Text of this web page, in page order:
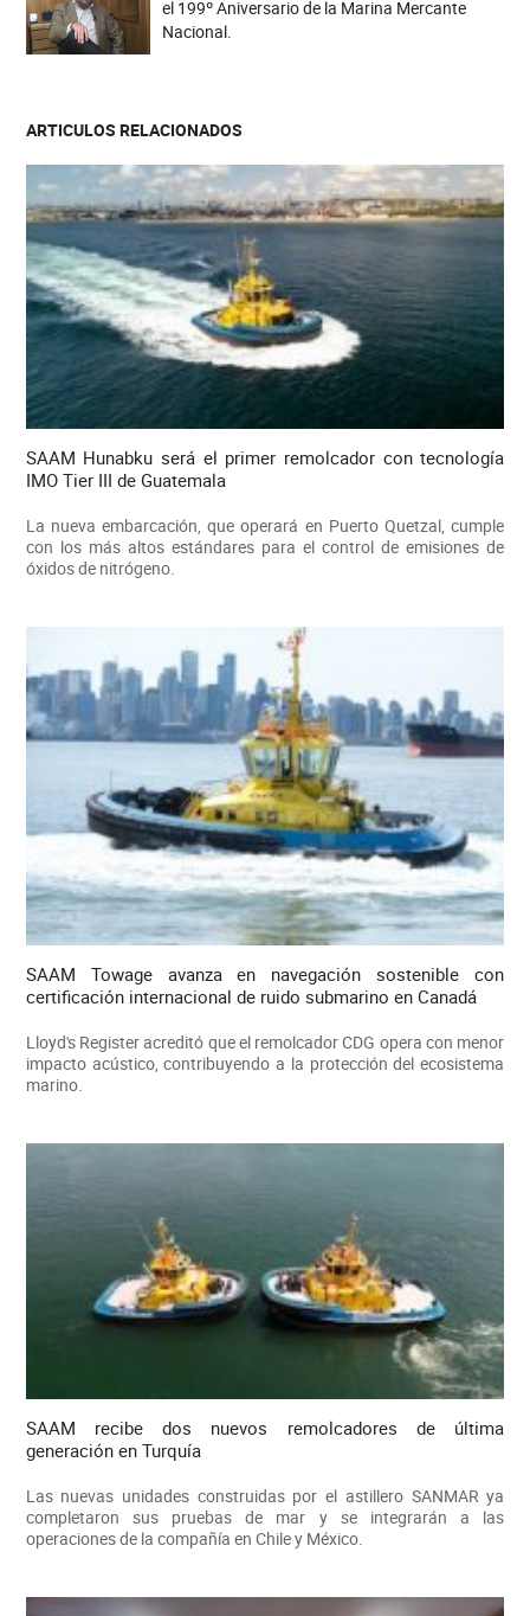
el 199º Aniversario de la Marina Mercante
Nacional.
ARTICULOS RELACIONADOS
SAAM Hunabku será el primer remolcador con tecnología
IMO Tier III de Guatemala
La nueva embarcación, que operará en Puerto Quetzal, cumple
con los más altos estándares para el control de emisiones de
óxidos de nitrógeno.
SAAM Towage avanza en navegación sostenible con
certificación internacional de ruido submarino en Canadá
Lloyd's Register acreditó que el remolcador CDG opera con menor
impacto acústico, contribuyendo a la protección del ecosistema
marino.
SAAM recibe dos nuevos remolcadores de última
generación en Turquía
Las nuevas unidades construidas por el astillero SANMAR ya
completaron sus pruebas de mar y se integrarán a las
operaciones de la compañía en Chile y México.